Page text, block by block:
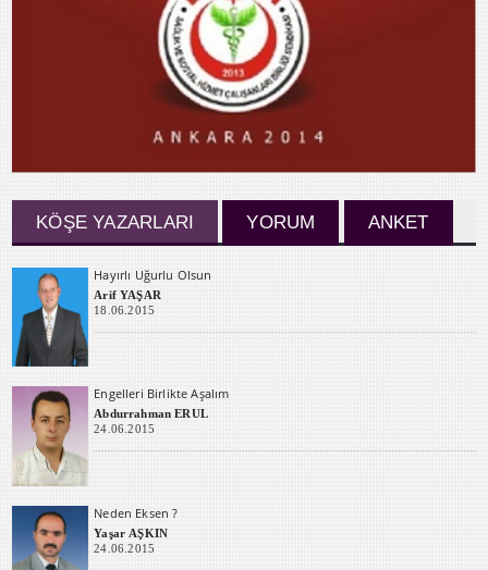
KÖŞE YAZARLARI YORUM ANKET
Hayırlı Uğurlu Olsun
Arif YAŞAR
18.06.2015
Engelleri Birlikte Aşalım
Abdurrahman ERUL
24.06.2015
Neden Eksen ?
Yaşar AŞKIN
24.06.2015